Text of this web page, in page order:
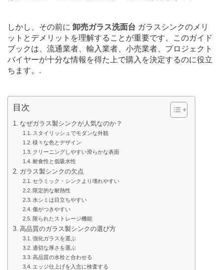
しかし、その前に 卸売ガラス洗面台 ガラスシンクのメリ
ットとデメリットを理解することが重要です。このガイド
ブックは、流通業者、輸入業者、小売業者、プロジェクト
バイヤーが十分な情報を得た上で購入を決定するのに役立
ちます。.
目次
なぜガラス製シンクが人気なのか？
スタイリッシュでモダンな外観
様々な色とデザイン
クリーニングしやすい滑らかな表面
耐食性と低吸水性
ガラス製シンクの欠点
セラミック・シンクより壊れやすい
限定的な耐熱性
水シミは目立ちやすい
傷がつきやすい
限られたストレージ機能
高品質のガラス製シンクの選び方
強化ガラスを選ぶ
適切な厚さを選ぶ
高品質の水栓と合わせる
エッジ仕上げを入念に検査する